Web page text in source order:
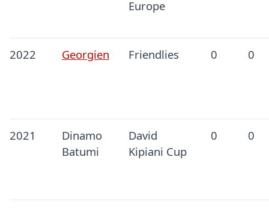
Europe
2022 Georgien Friendlies 0 0
2021
Dinamo
Batumi
David
Kipiani Cup
0 0